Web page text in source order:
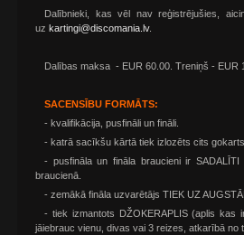
Dalībnieki, kas vēl nav reģistrējušies,
uz kartingi@discomania.lv.
Dalības maksa - EUR 60.00. Treniņš - EUR
SACENSĪBU FORMĀTS:
- kvalifikācija, pusfināli un fināli.
- katrā sacīkšu kārtā tiek izlozēts cits gokarts.
- pusfināla un fināla braucieni ir
braucienā.
- zemākā fināla uzvarētājs TIEK UZ
- tiek izmantots DŽOKERAPLIS (aplis kas
jāiebrauc vienu, divas vai 3 reizes, atkarībā no